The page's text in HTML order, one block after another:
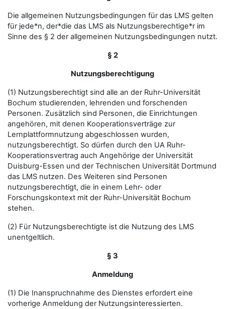
Die allgemeinen Nutzungsbedingungen für das LMS gelten
für jede*n, der*die das LMS als Nutzungsberechtige*r im
Sinne des § 2 der allgemeinen Nutzungsbedingungen nutzt.
§ 2
Nutzungsberechtigung
(1) Nutzungsberechtigt sind alle an der Ruhr-Universität
Bochum studierenden, lehrenden und forschenden
Personen. Zusätzlich sind Personen, die Einrichtungen
angehören, mit denen Kooperationsverträge zur
Lernplattformnutzung abgeschlossen wurden,
nutzungsberechtigt. So dürfen durch den UA Ruhr-
Kooperationsvertrag auch Angehörige der Universität
Duisburg-Essen und der Technischen Universität Dortmund
das LMS nutzen. Des Weiteren sind Personen
nutzungsberechtigt, die in einem Lehr- oder
Forschungskontext mit der Ruhr-Universität Bochum
stehen.
(2) Für Nutzungsberechtigte ist die Nutzung des LMS
unentgeltlich.
§ 3
Anmeldung
(1) Die Inanspruchnahme des Dienstes erfordert eine
vorherige Anmeldung der Nutzungsinteressierten.